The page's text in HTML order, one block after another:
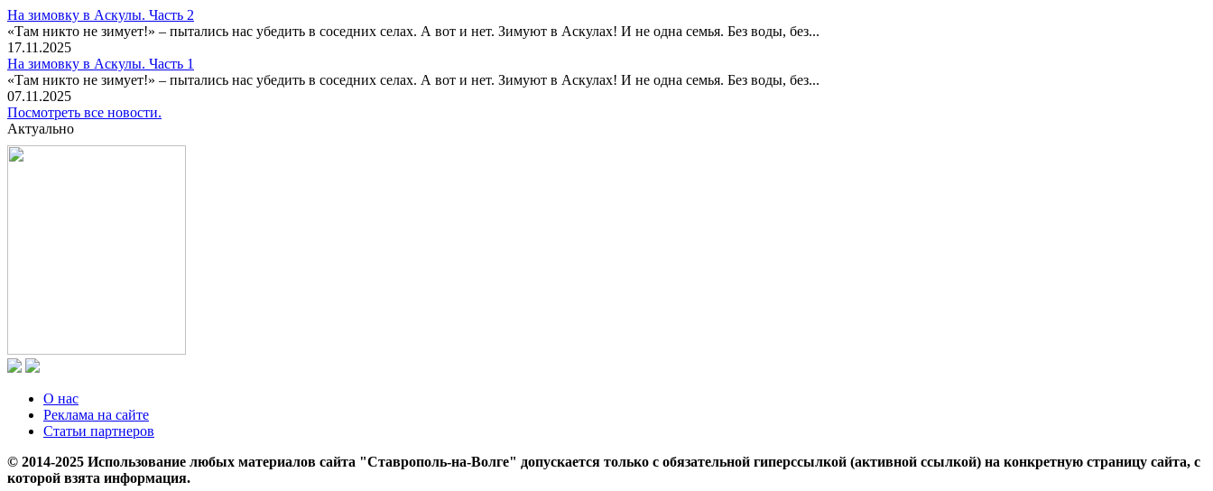
На зимовку в Аскулы. Часть 2
«Там никто не зимует!» – пытались нас убедить в соседних селах. А вот и нет. Зимуют в Аскулах! И не одна семья. Без воды, без...
17.11.2025
На зимовку в Аскулы. Часть 1
«Там никто не зимует!» – пытались нас убедить в соседних селах. А вот и нет. Зимуют в Аскулах! И не одна семья. Без воды, без...
07.11.2025
Посмотреть все новости.
Актуально
О нас
Реклама на сайте
Статьи партнеров
© 2014-2025 Использование любых материалов сайта "Ставрополь-на-Волге" допускается только с обязательной гиперссылкой (активной ссылкой) на конкретную страницу сайта, с
которой взята информация.